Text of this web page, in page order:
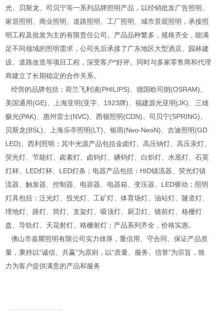
光、贝斯龙、司贝宁等一系列品牌照明产品，以经销批发广告照明、
家居照明、商业照明、道路照明、工厂照明、城市景观照明，承接照
明工程及批发为主的有限责任公司。产品品种繁多，规格齐全，能满
足不同领域的照明需求，公司先后承接了广东地区大型酒店、园林建
设、道路改造等项目工程，深受客户*好评。同时与多家零售商和代理
商建立了长期稳定的合作关系。
经营的品牌包括：荷兰飞利浦(PHILIPS)、德国欧司朗(OSRAM)、
美国通用(GE)、上海亚明(亚字、1923牌)、福建源光亚明(JK)、三雄
极光(PAK)、惠州雷士(NVC)、西顿照明(CDN)、司贝宁(SPRING)、
贝斯龙(BSL)、上海乐亭照明(LT)、银雨(Neo-NeoN)、吉迪照明(GD
LED)、西利照明；其中光源产品包括金卤灯、高压钠灯、高压汞灯、
荧光灯、节能灯、卤素灯、卤钨灯、碘钨灯、白炽灯、水底灯、石英
灯杯、LED灯杯、LED灯条；电器产品包括：HID镇流器、荧光灯镇
流器、触发器、控制器、电容器、电器箱、变压器、LED驱动；照明
灯具包括：泛光灯、投光灯、工矿灯、体育场灯、油站灯、隧道灯、
埋地灯、路灯、筒灯、支架灯、吸顶灯、厨卫灯、镜前灯、格栅灯
盘、导轨灯、天花射灯、格栅射灯；产品系列齐全，价格实惠。
佛山市嘉耀照明有限公司实力雄厚，重信用、守合同、保证产品质
量，秉持以“诚信、共赢”为原则，以“质量、服务、信誉”为宗旨，致
力为客户提供满意的产品和服务